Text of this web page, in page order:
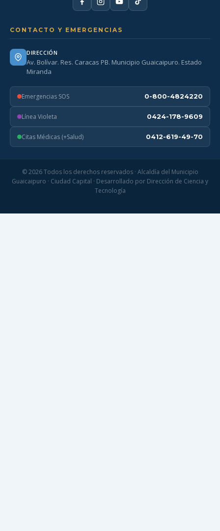
CONTACTO Y EMERGENCIAS
DIRECCIÓN
Av. Bolívar. Res. Caracas PB. Municipio Guaicaipuro. Estado
Miranda
Emergencias SOS 0-800-4824220
Línea Violeta 0424-178-9609
Citas Médicas (+Salud) 0412-619-49-70
© 2026 Todos los derechos reservados · Alcaldía del Municipio
Guaicaipuro · Ciudad Capital · Desarrollado por Dirección de Ciencia y
Tecnología